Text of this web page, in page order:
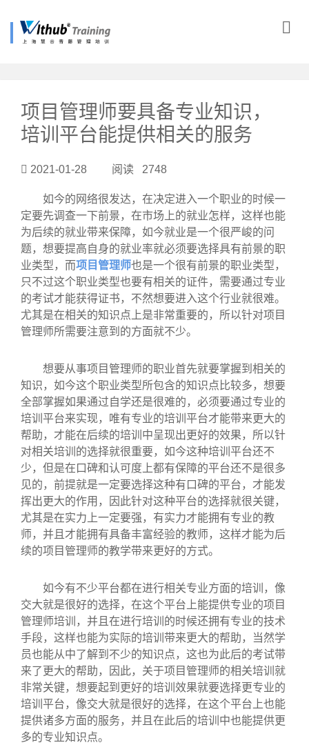
项目管理师要具备专业知识，
培训平台能提供相关的服务
2021-01-28 阅读 2748
如今的网络很发达，在决定进入一个职业的时候一
定要先调查一下前景，在市场上的就业怎样，这样也能
为后续的就业带来保障，如今就业是一个很严峻的问
题，想要提高自身的就业率就必须要选择具有前景的职
业类型，而项目管理师也是一个很有前景的职业类型，
只不过这个职业类型也要有相关的证件，需要通过专业
的考试才能获得证书，不然想要进入这个行业就很难。
尤其是在相关的知识点上是非常重要的，所以针对项目
管理师所需要注意到的方面就不少。
想要从事项目管理师的职业首先就要掌握到相关的
知识，如今这个职业类型所包含的知识点比较多，想要
全部掌握如果通过自学还是很难的，必须要通过专业的
培训平台来实现，唯有专业的培训平台才能带来更大的
帮助，才能在后续的培训中呈现出更好的效果，所以针
对相关培训的选择就很重要，如今这种培训平台还不
少，但是在口碑和认可度上都有保障的平台还不是很多
见的，前提就是一定要选择这种有口碑的平台，才能发
挥出更大的作用，因此针对这种平台的选择就很关键，
尤其是在实力上一定要强，有实力才能拥有专业的教
师，并且才能拥有具备丰富经验的教师，这样才能为后
续的项目管理师的教学带来更好的方式。
如今有不少平台都在进行相关专业方面的培训，像
交大就是很好的选择，在这个平台上能提供专业的项目
管理师培训，并且在进行培训的时候还拥有专业的技术
手段，这样也能为实际的培训带来更大的帮助，当然学
员也能从中了解到不少的知识点，这也为此后的考试带
来了更大的帮助，因此，关于项目管理师的相关培训就
非常关键，想要起到更好的培训效果就要选择更专业的
培训平台，像交大就是很好的选择，在这个平台上也能
提供诸多方面的服务，并且在此后的培训中也能提供更
多的专业知识点。